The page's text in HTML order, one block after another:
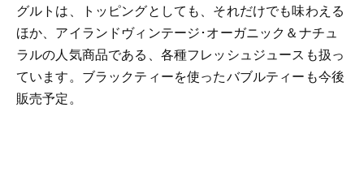
グルトは、トッピングとしても、それだけでも味わえる
ほか、 アイランドヴィンテージ･オーガニック＆ナチュ
ラルの人気商品である、各種フレッシュジュースも扱っ
ています。ブラックティーを使ったバブルティーも今後
販売予定。